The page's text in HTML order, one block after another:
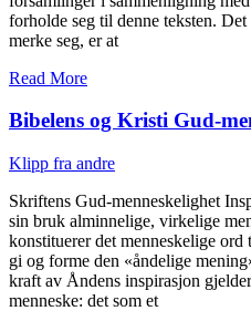
forholde seg til denne teksten.
merke seg, er at
Read More
Bibelens og Kristi Gud-
Klipp fra andre
Skriftens Gud-menneskelighet
sin bruk alminnelige, virkelige
konstituerer det menneskelige
gi og forme den «åndelige
kraft av Åndens inspirasjon
menneske: det som et